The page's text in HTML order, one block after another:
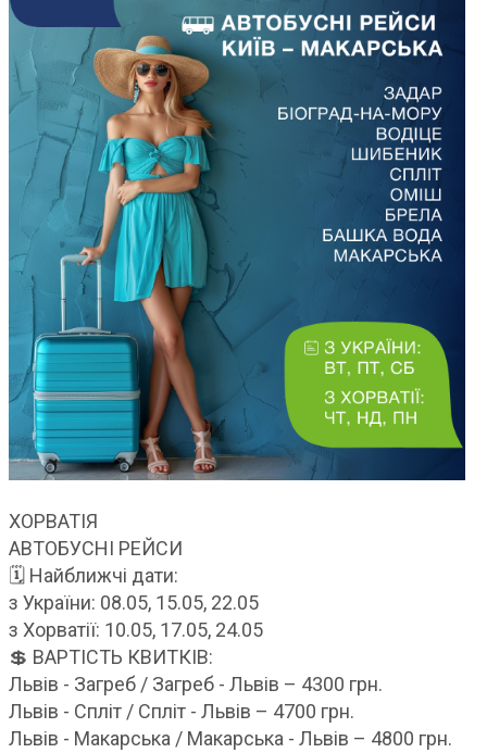
ХОРВАТІЯ
АВТОБУСНІ РЕЙСИ
🗓 Найближчі дати:
з України: 08.05, 15.05, 22.05
з Хорватії: 10.05, 17.05, 24.05
💲 ВАРТІСТЬ КВИТКІВ:
Львів - Загреб / Загреб - Львів – 4300 грн.
Львів - Спліт / Спліт - Львів – 4700 грн.
Львів - Макарська / Макарська - Львів – 4800 грн.